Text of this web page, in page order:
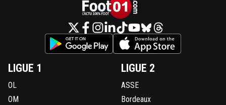
LIGUE 1
OL
OM
LIGUE 2
ASSE
Bordeaux